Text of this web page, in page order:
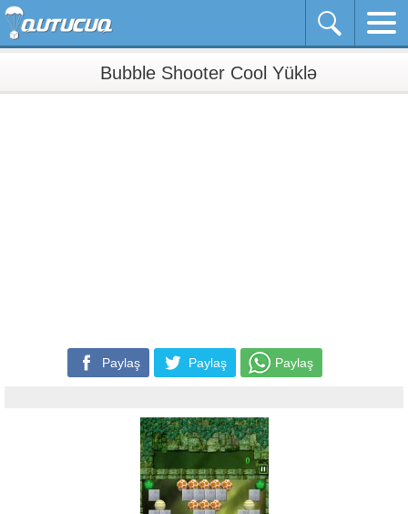
Bubble Shooter Cool Yüklə
Paylaş Paylaş Paylaş